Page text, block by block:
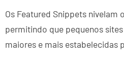
Os Featured Snippets nivelam
permitindo que pequenos
maiores e mais estabelecidas